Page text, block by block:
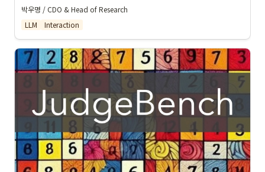
박우명 / CDO & Head of Research
LLM
Interaction